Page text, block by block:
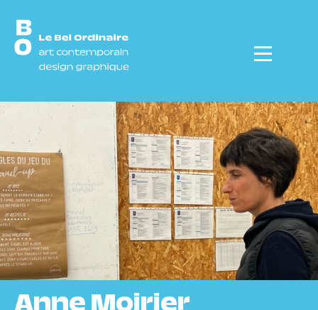
Menu
Anne Moirier